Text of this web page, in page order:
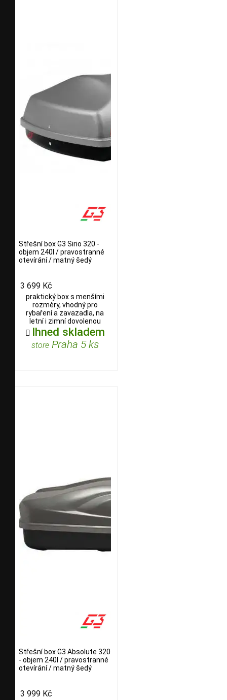
Střešní box G3 Sirio 320 -
objem 240l / pravostranné
otevírání / matný šedý
3 699 Kč
praktický box s menšími
rozměry, vhodný pro
rybaření a zavazadla, na
letní i zimní dovolenou
 Ihned skladem
storePraha 5 ks
Střešní box G3 Absolute 320
- objem 240l / pravostranné
otevírání / matný šedý
3 999 Kč